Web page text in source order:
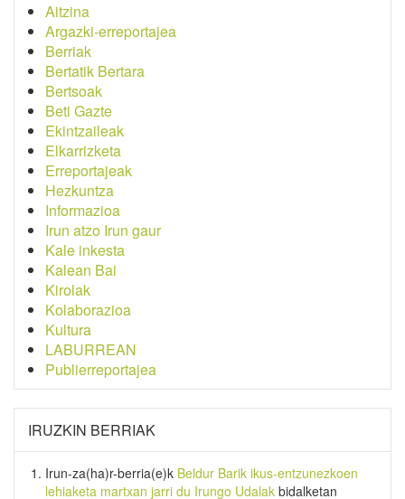
Aitzina
Argazki-erreportajea
Berriak
Bertatik Bertara
Bertsoak
Beti Gazte
Ekintzaileak
Elkarrizketa
Erreportajeak
Hezkuntza
Informazioa
Irun atzo Irun gaur
Kale inkesta
Kalean Bai
Kirolak
Kolaborazioa
Kultura
LABURREAN
Publierreportajea
IRUZKIN BERRIAK
Irun-za(ha)r-berria(e)k Beldur Barik ikus-entzunezkoen
lehiaketa martxan jarri du Irungo Udalak bidalketan